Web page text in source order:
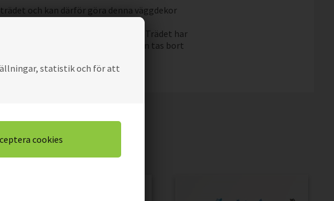
statistik och för att
och kan därför göra denna väggdekor
du får hela trädet i ett stort ark. Trädet har
den på väggen. Överföringsfolien tas bort
produkter